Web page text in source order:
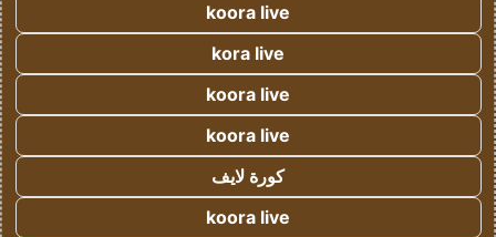
koora live
kora live
koora live
koora live
كورة لايف
koora live